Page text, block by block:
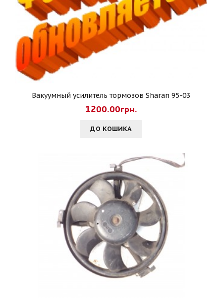
Вакуумный усилитель тормозов Sharan 95-03
1200.00грн.
ДО КОШИКА